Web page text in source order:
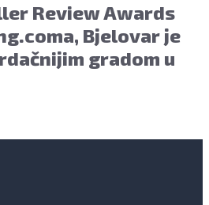
Review Awards
Bjelovar je
gradom u